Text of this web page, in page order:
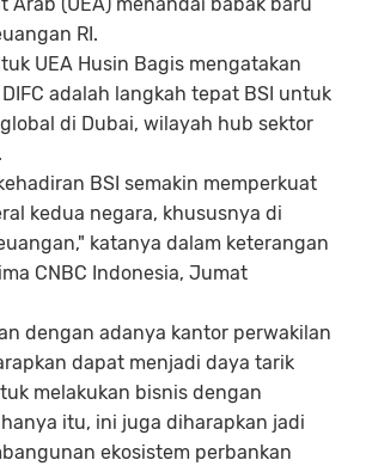
Arab (UEA) menandai babak baru
RI.
UEA Husin Bagis mengatakan
adalah langkah tepat BSI untuk
di Dubai, wilayah hub sektor
BSI semakin memperkuat
kedua negara, khususnya di
katanya dalam keterangan
CNBC Indonesia, Jumat
dengan adanya kantor perwakilan
dapat menjadi daya tarik
melakukan bisnis dengan
hanya itu, ini juga diharapkan jadi
ekosistem perbankan